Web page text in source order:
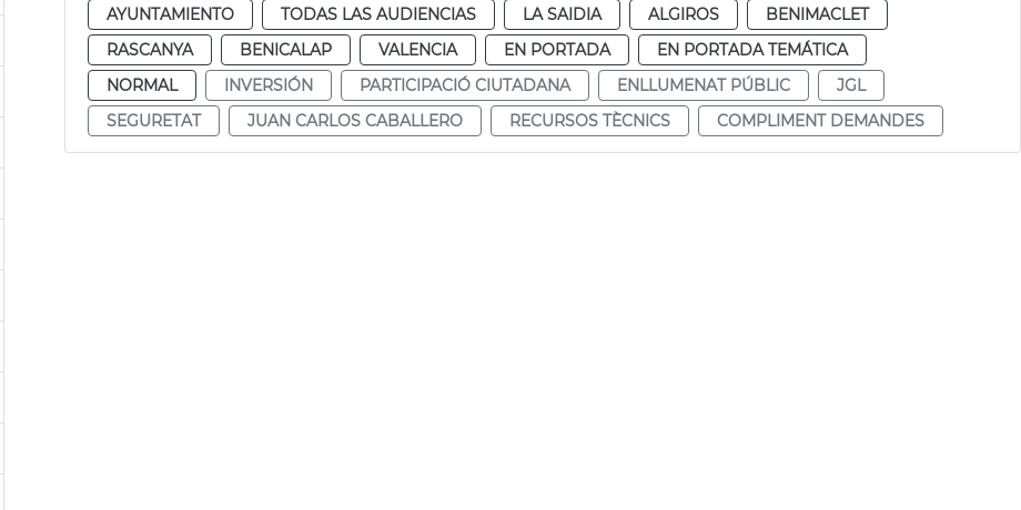
AYUNTAMIENTO TODAS LAS AUDIENCIAS LA SAIDIA ALGIROS
BENIMACLET
RASCANYA
BENICALAP VALENCIA EN PORTADA
EN PORTADA TEMÁTICA
NORMAL
INVERSIÓN PARTICIPACIÓ CIUTADANA ENLLUMENAT PÚBLIC
JGL
SEGURETAT
JUAN CARLOS CABALLERO RECURSOS TÈCNICS COMPLIMENT DEMANDES